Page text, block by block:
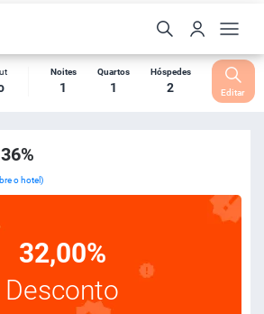
Noites
1
Quartos
1
Hóspedes
2 Editar
o hotel)
32,00%
Desconto